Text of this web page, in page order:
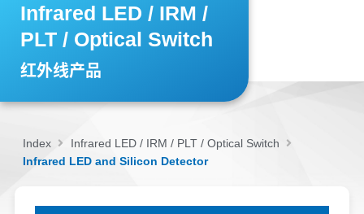
Infrared LED / IRM /
PLT / Optical Switch
红外线产品
Index
Infrared LED / IRM / PLT / Optical Switch
Infrared LED and Silicon Detector